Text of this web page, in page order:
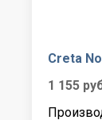
Creta
1 155